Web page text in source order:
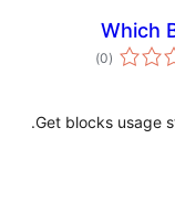
Which
(0 ئومۇمىي
دەرىجە
)
Get blocks usage